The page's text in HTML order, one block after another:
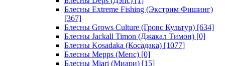
Блесны Extreme Fishing (Экстрим Фишинг)
[367]
Блесны Grows Culture (Гровс Культур) [634]
Блесны Jackall Timon (Джакал Тимон) [0]
Блесны Kosadaka (Косадака) [1077]
Блесны Mepps (Мепс) [0]
Блесны Miari (Миари) [15]